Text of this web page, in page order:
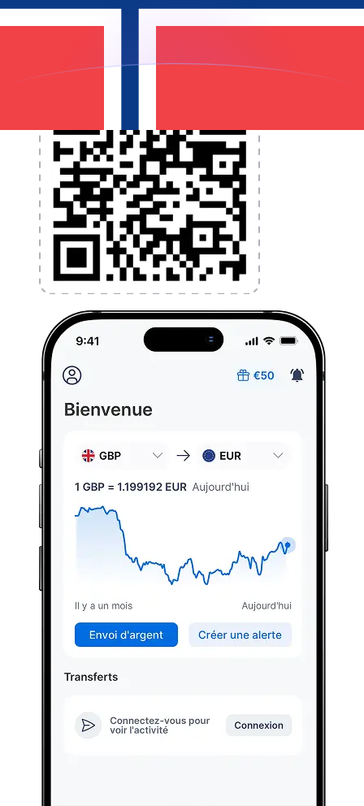
l'application dès aujourd'hui !